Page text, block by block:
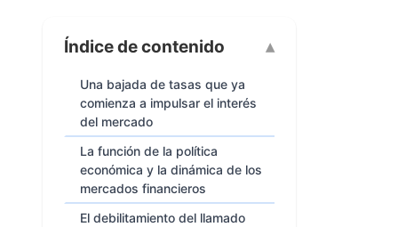
Índice de contenido
Una bajada de tasas que ya
comienza a impulsar el interés
del mercado
La función de la política
económica y la dinámica de los
mercados financieros
El debilitamiento del llamado